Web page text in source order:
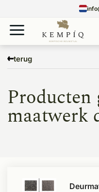
terug
maatwerk deurmat
Producten
maatwerk